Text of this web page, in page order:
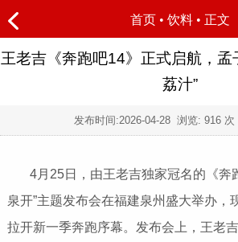
首页 • 饮料 • 正文
王老吉《奔跑吧14》正式启航，孟
荔汁”
发布时间:2026-04-28 浏览: 916
4月25日，由王老吉独家冠名的《奔
泉开”主题发布会在福建泉州盛大举办，
拉开新一季奔跑序幕。发布会上，王老